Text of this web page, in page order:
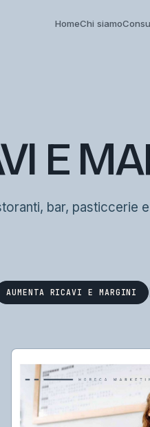
HomeChi siamo
E
bar, pasticcerie e
AUMENTA RICAVI E MARGINI